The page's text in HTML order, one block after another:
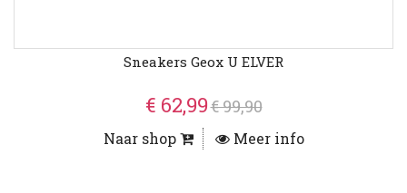
Sneakers Geox U ELVER
€ 62,99€ 99,90
Naar shop Meer info